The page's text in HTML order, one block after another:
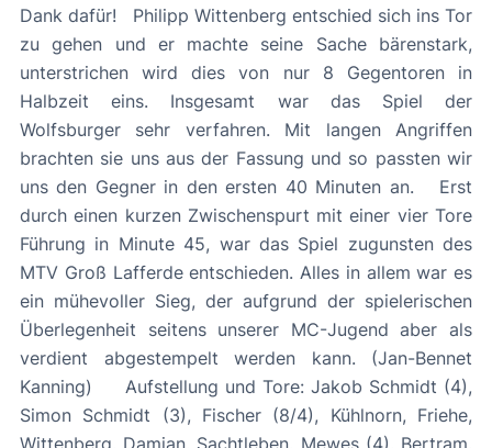
Dank dafür! Philipp Wittenberg entschied sich ins Tor
zu gehen und er machte seine Sache bärenstark,
unterstrichen wird dies von nur 8 Gegentoren in
Halbzeit eins. Insgesamt war das Spiel der
Wolfsburger sehr verfahren. Mit langen Angriffen
brachten sie uns aus der Fassung und so passten wir
uns den Gegner in den ersten 40 Minuten an. Erst
durch einen kurzen Zwischenspurt mit einer vier Tore
Führung in Minute 45, war das Spiel zugunsten des
MTV Groß Lafferde entschieden. Alles in allem war es
ein mühevoller Sieg, der aufgrund der spielerischen
Überlegenheit seitens unserer MC-Jugend aber als
verdient abgestempelt werden kann. (Jan-Bennet
Kanning) Aufstellung und Tore: Jakob Schmidt (4),
Simon Schmidt (3), Fischer (8/4), Kühlnorn, Friehe,